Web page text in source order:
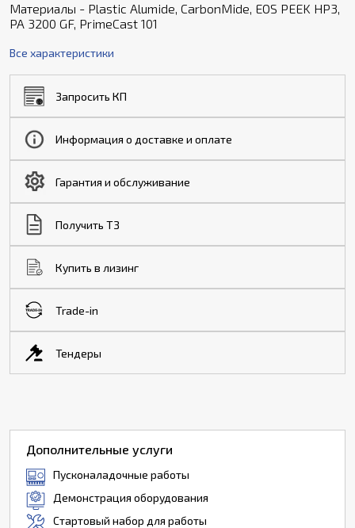
Материалы - Plastic Alumide, CarbonMide, EOS PEEK HP3,
PA 3200 GF, PrimeCast 101
Все характеристики
Запросить КП
Информация о доставке и оплате
Гарантия и обслуживание
Получить ТЗ
Купить в лизинг
Trade-in
Тендеры
Дополнительные услуги
Пусконаладочные работы
Демонстрация оборудования
Стартовый набор для работы